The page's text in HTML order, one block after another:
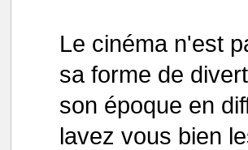
Le cinéma n'est
sa forme de
son époque en
lavez vous bien